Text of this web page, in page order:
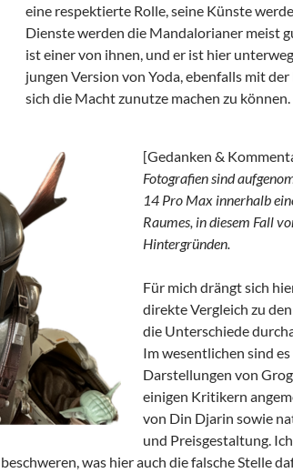
eine respektierte Rolle, seine Künste
Dienste werden die Mandalorianer meist
ist einer von ihnen, und er ist hier
jungen Version von Yoda, ebenfalls mit
sich die Macht zunutze machen zu können.
[Gedanken &
Fotografien sind
14 Pro Max innerhalb
Raumes, in diesem Fall
Hintergründen.
Für mich drängt sich
direkte Vergleich zu
die Unterschiede
Im wesentlichen sind
Darstellungen von
einigen Kritikern
von Din Djarin sowie
und Preisgestaltung.
beschweren, was hier auch die falsche Stelle